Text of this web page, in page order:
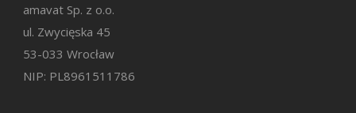
amavat Sp. z o.o.
ul. Zwycięska 45
53-033 Wrocław
NIP: PL8961511786